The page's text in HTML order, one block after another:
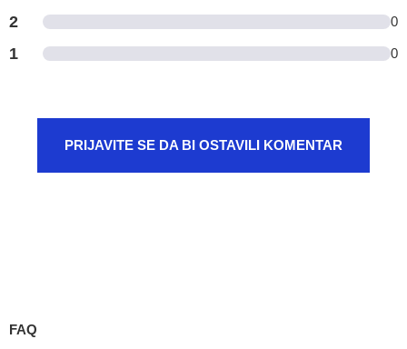
2 0
1 0
PRIJAVITE SE DA BI OSTAVILI KOMENTAR
FAQ